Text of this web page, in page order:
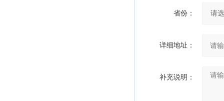
省份：
详细地址：
补充说明：